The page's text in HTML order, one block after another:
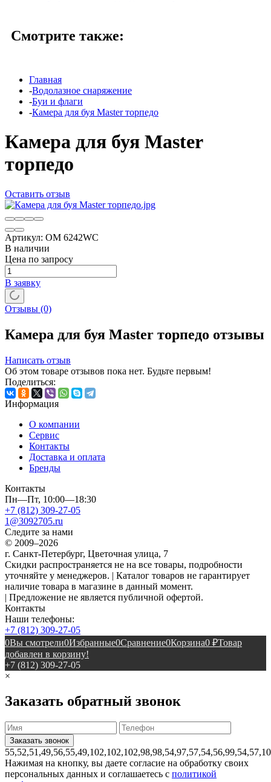
Смотрите также:
Главная
-Водолазное снаряжение
-Буи и флаги
-Камера для буя Master торпедо
Камера для буя Master
торпедо
Оставить отзыв
Артикул: OM 6242WC
В наличии
Цена по запросу
В заявку
Отзывы (0)
Камера для буя Master торпедо отзывы
Написать отзыв
Об этом товаре отзывов пока нет. Будьте первым!
Поделиться:
Информация
О компании
Сервис
Контакты
Доставка и оплата
Бренды
Контакты
Пн—Пт, 10:00—18:30
+7 (812) 309-27-05
1@3092705.ru
Следите за нами
© 2009–2026
г. Санкт-Петербург, Цветочная улица, 7
Скидки распространяется не на все товары, подробности
уточняйте у менеджеров. | Каталог товаров не гарантирует
наличие товара в магазине в данный момент.
| Предложение не является публичной офертой.
Контакты
Наши телефоны:
+7 (812) 309-27-05
0Вы смотрели0Избранные0Сравнение0Корзина0 ₽Товар
добавлен в корзину!
+7 (812) 309-27-05
×
Заказать обратный звонок
Нажимая на кнопку, вы даете согласие на обработку своих
персональных данных и соглашаетесь с политикой